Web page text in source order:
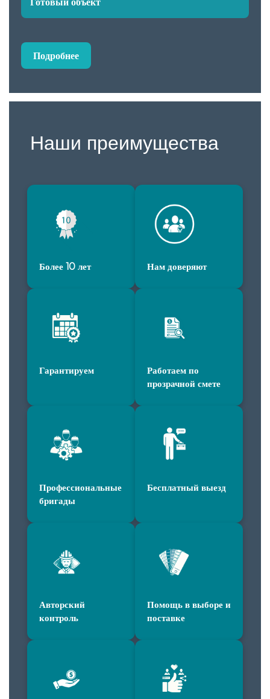
Подробнее
Наши преимущества
Более 10 лет Нам доверяют
Гарантируем
Работаем по
прозрачной смете
Профессиональные
бригады
Бесплатный выезд
Авторский
контроль
Помощь в выборе и
поставке